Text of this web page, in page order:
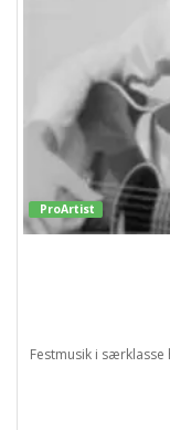
ProArtist
Festmusik i